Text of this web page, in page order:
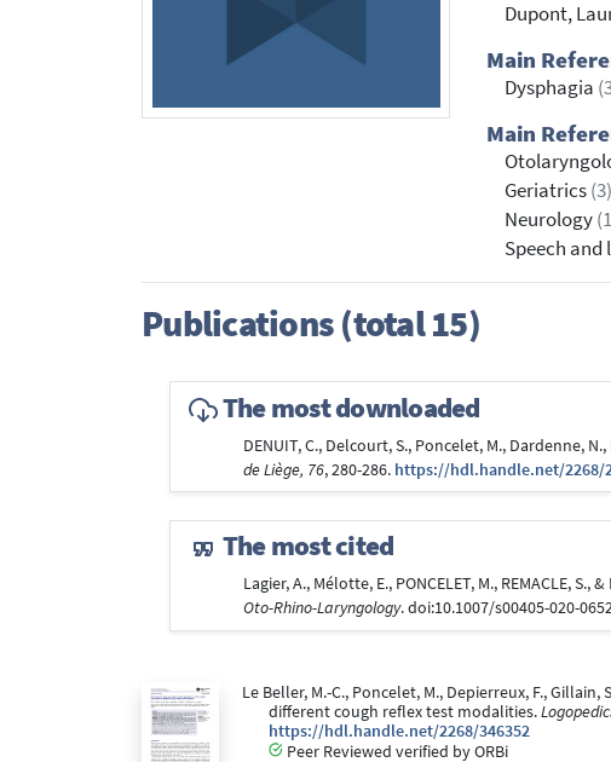
Dupont,
Main
Dysphagia
Main
Geriatrics(3)
Neurology
Speech
Publications (total 15)
The most downloaded
DENUIT, C., Delcourt, S., Poncelet, M., Dardenne,
de Liège, 76, 280-286. https://hdl.handle.net/2268/
The most cited
Lagier, A., Mélotte, E., PONCELET, M., REMACLE,
Oto-Rhino-Laryngology. doi:10.1007/s00405-020-
Le Beller, M.-C., Poncelet, M., Depierreux, F.,
different cough reflex test modalities.
https://hdl.handle.net/2268/346352
Peer Reviewed verified by ORBi